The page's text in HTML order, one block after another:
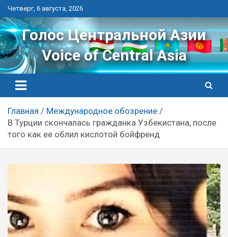
Перейти
к
контенту
Четверг, 6 августа, 2026
Голос Центральной Азии
Voice of Central Asia
Главная
Международное обозрение
В Турции скончалась гражданка Узбекистана, после
того как ее облил кислотой бойфренд